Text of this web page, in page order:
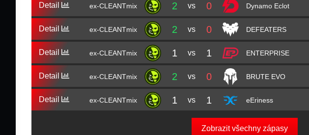
Detail ex-CLEANTmix 2 vs 0 Dynamo Eclot
Detail ex-CLEANTmix 2 vs 0 DEFEATERS
Detail ex-CLEANTmix 1 vs 1 ENTERPRISE
Detail ex-CLEANTmix 2 vs 0 BRUTE EVO
Detail ex-CLEANTmix 1 vs 1 eEriness
Zobrazit všechny zápasy